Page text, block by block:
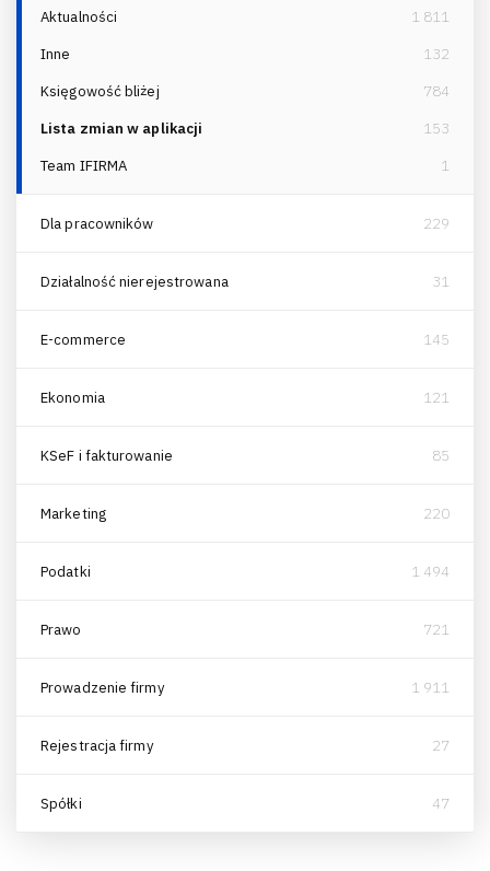
Aktualności
1 811
Inne
132
Księgowość bliżej
784
Lista zmian w aplikacji
153
Team IFIRMA
1
Dla pracowników 229
Działalność nierejestrowana 31
E-commerce 145
Ekonomia 121
KSeF i fakturowanie 85
Marketing 220
Podatki 1 494
Prawo 721
Prowadzenie firmy 1 911
Rejestracja firmy 27
Spółki 47